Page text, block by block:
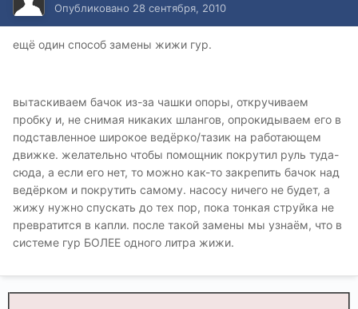
Опубликовано 28 сентября, 2010
ещё один способ замены жижи гур.
вытаскиваем бачок из-за чашки опоры, откручиваем
пробку и, не снимая никаких шлангов, опрокидываем его в
подставленное широкое ведёрко/тазик на работающем
движке. желательно чтобы помощник покрутил руль туда-
сюда, а если его нет, то можно как-то закрепить бачок над
ведёрком и покрутить самому. насосу ничего не будет, а
жижу нужно спускать до тех пор, пока тонкая струйка не
превратится в капли. после такой замены мы узнаём, что в
системе гур БОЛЕЕ одного литра жижи.